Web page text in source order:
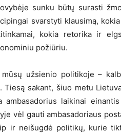
sunku būtų surasti
svarstyti klausimą,
kokia retorika ir
požiūriu.
užsienio politikoje –
Tiesą sakant, šiuo metu
ambasadorius laikinai
vėl gauti ambasadoriaus
ir neišugdė politikų, kurie